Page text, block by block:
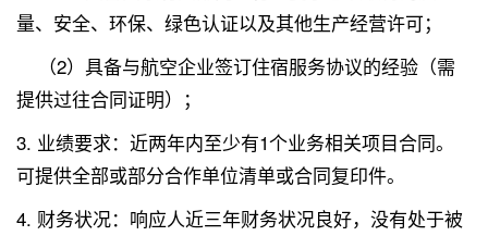
量、安全、环保、绿色认证以及其他生产经营许可；
（2）具备与航空企业签订住宿服务协议的经验（需
提供过往合同证明）；
3. 业绩要求：近两年内至少有1个业务相关项目合同。
可提供全部或部分合作单位清单或合同复印件。
4. 财务状况：响应人近三年财务状况良好，没有处于被